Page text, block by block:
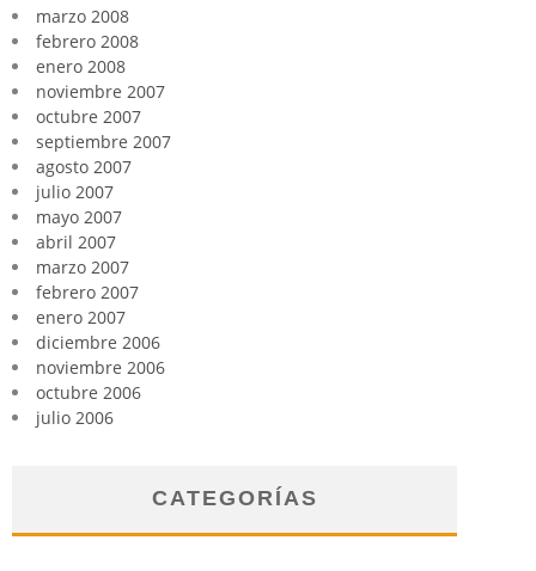
marzo 2008
febrero 2008
enero 2008
noviembre 2007
octubre 2007
septiembre 2007
agosto 2007
julio 2007
mayo 2007
abril 2007
marzo 2007
febrero 2007
enero 2007
diciembre 2006
noviembre 2006
octubre 2006
julio 2006
CATEGORÍAS